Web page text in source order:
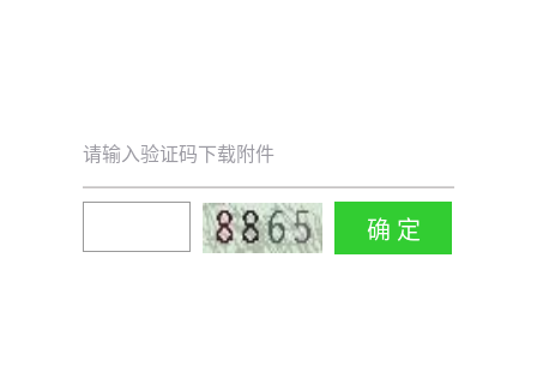
请输入验证码下载附件